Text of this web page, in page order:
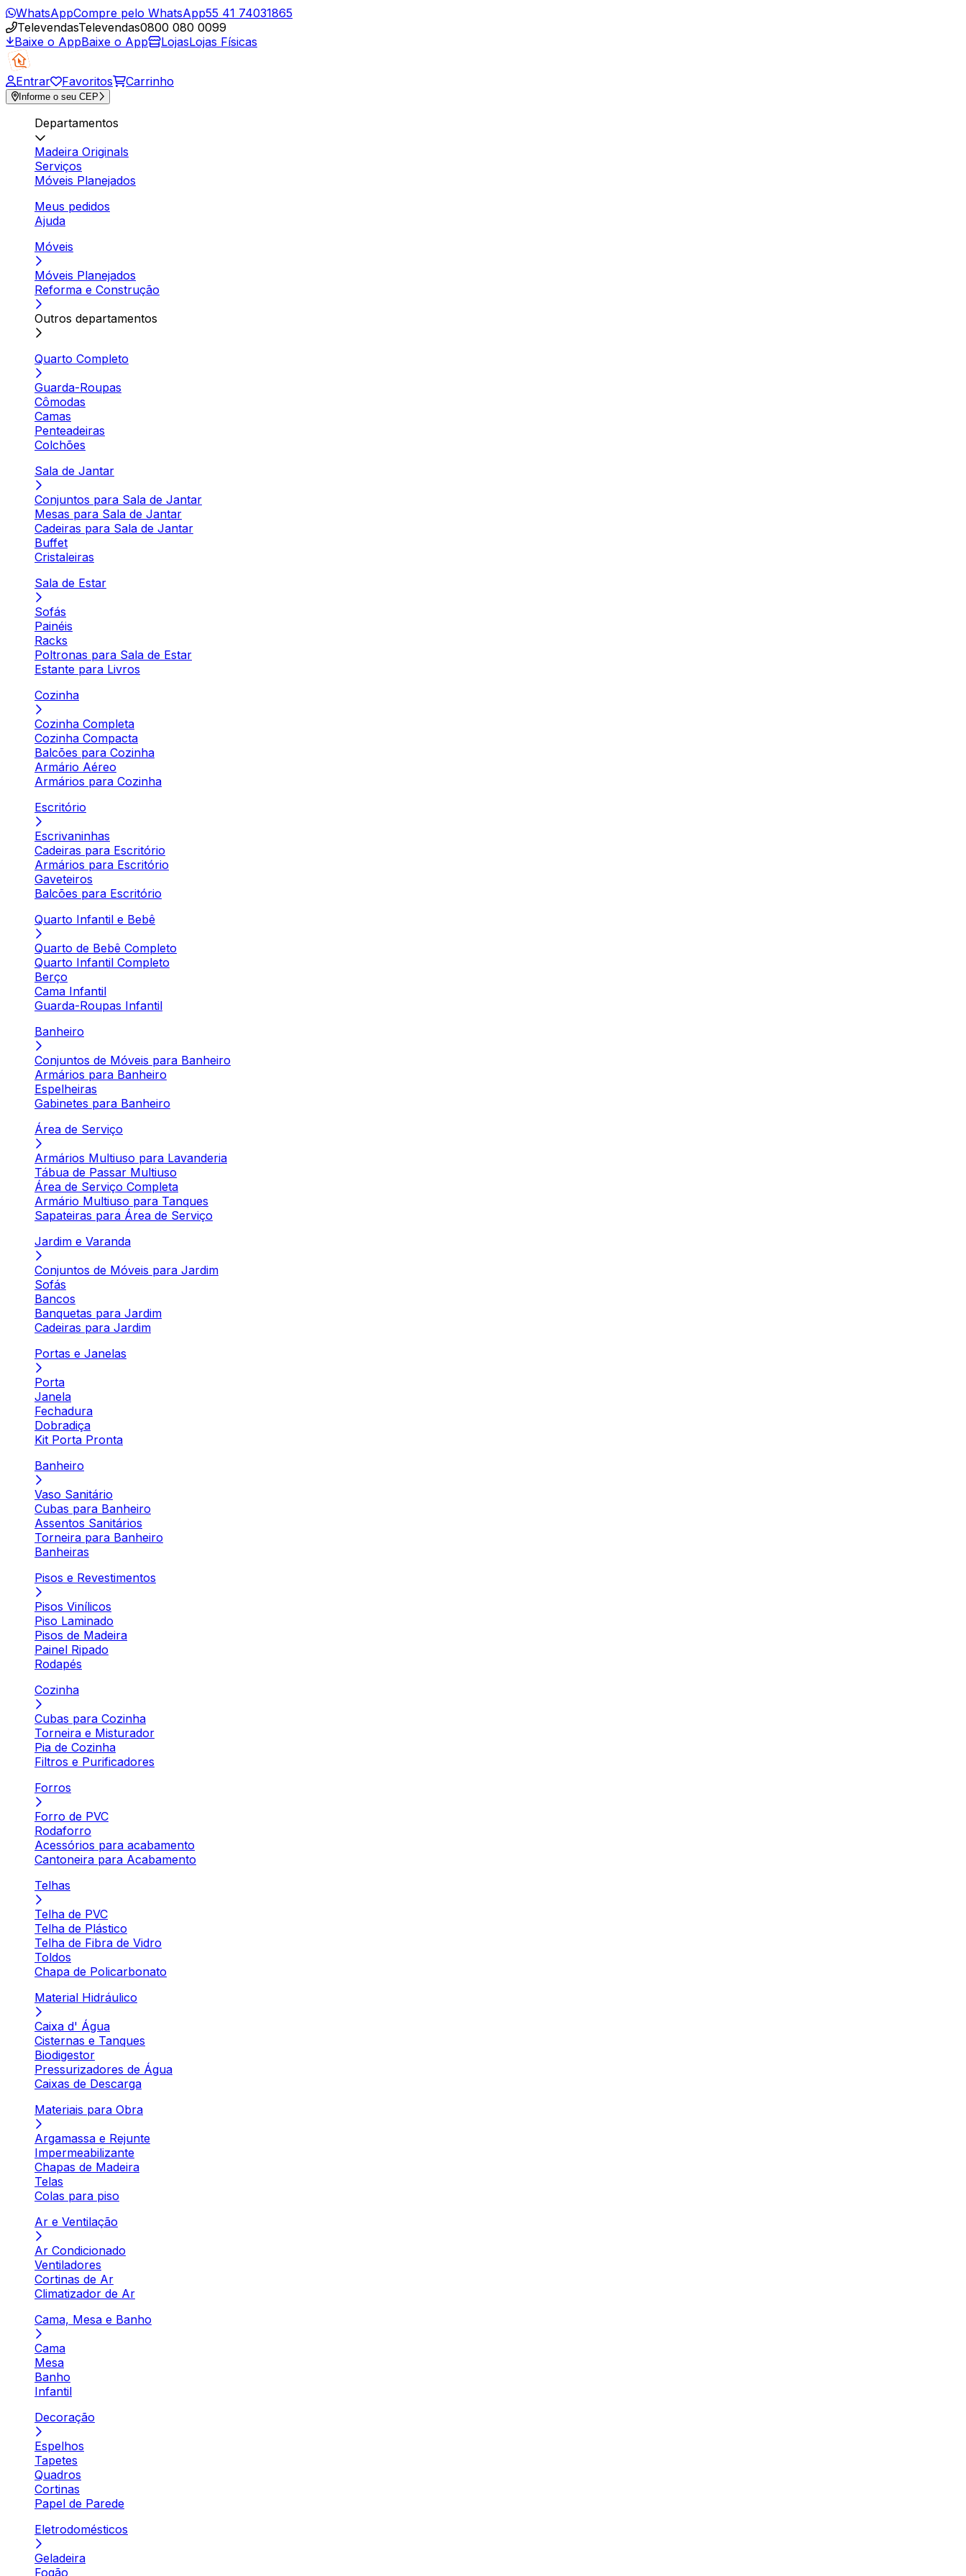
WhatsAppCompre pelo WhatsApp55 41 74031865
TelevendasTelevendas0800 080 0099
Baixe o AppBaixe o App LojasLojas Físicas
Entrar Favoritos Carrinho
Informe o seu CEP
Departamentos
Madeira Originals
Serviços
Móveis Planejados
Meus pedidos
Ajuda
Móveis
Móveis Planejados
Reforma e Construção
Outros departamentos
Quarto Completo
Guarda-Roupas
Cômodas
Camas
Penteadeiras
Colchões
Sala de Jantar
Conjuntos para Sala de Jantar
Mesas para Sala de Jantar
Cadeiras para Sala de Jantar
Buffet
Cristaleiras
Sala de Estar
Sofás
Painéis
Racks
Poltronas para Sala de Estar
Estante para Livros
Cozinha
Cozinha Completa
Cozinha Compacta
Balcões para Cozinha
Armário Aéreo
Armários para Cozinha
Escritório
Escrivaninhas
Cadeiras para Escritório
Armários para Escritório
Gaveteiros
Balcões para Escritório
Quarto Infantil e Bebê
Quarto de Bebê Completo
Quarto Infantil Completo
Berço
Cama Infantil
Guarda-Roupas Infantil
Banheiro
Conjuntos de Móveis para Banheiro
Armários para Banheiro
Espelheiras
Gabinetes para Banheiro
Área de Serviço
Armários Multiuso para Lavanderia
Tábua de Passar Multiuso
Área de Serviço Completa
Armário Multiuso para Tanques
Sapateiras para Área de Serviço
Jardim e Varanda
Conjuntos de Móveis para Jardim
Sofás
Bancos
Banquetas para Jardim
Cadeiras para Jardim
Portas e Janelas
Porta
Janela
Fechadura
Dobradiça
Kit Porta Pronta
Banheiro
Vaso Sanitário
Cubas para Banheiro
Assentos Sanitários
Torneira para Banheiro
Banheiras
Pisos e Revestimentos
Pisos Vinílicos
Piso Laminado
Pisos de Madeira
Painel Ripado
Rodapés
Cozinha
Cubas para Cozinha
Torneira e Misturador
Pia de Cozinha
Filtros e Purificadores
Forros
Forro de PVC
Rodaforro
Acessórios para acabamento
Cantoneira para Acabamento
Telhas
Telha de PVC
Telha de Plástico
Telha de Fibra de Vidro
Toldos
Chapa de Policarbonato
Material Hidráulico
Caixa d' Água
Cisternas e Tanques
Biodigestor
Pressurizadores de Água
Caixas de Descarga
Materiais para Obra
Argamassa e Rejunte
Impermeabilizante
Chapas de Madeira
Telas
Colas para piso
Ar e Ventilação
Ar Condicionado
Ventiladores
Cortinas de Ar
Climatizador de Ar
Cama, Mesa e Banho
Cama
Mesa
Banho
Infantil
Decoração
Espelhos
Tapetes
Quadros
Cortinas
Papel de Parede
Eletrodomésticos
Geladeira
Fogão